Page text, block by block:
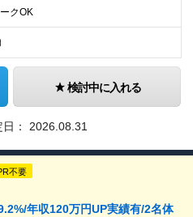
クOK
検討中に入れる
： 2026.08.31
不要
年収120万円UP実績有/2名体